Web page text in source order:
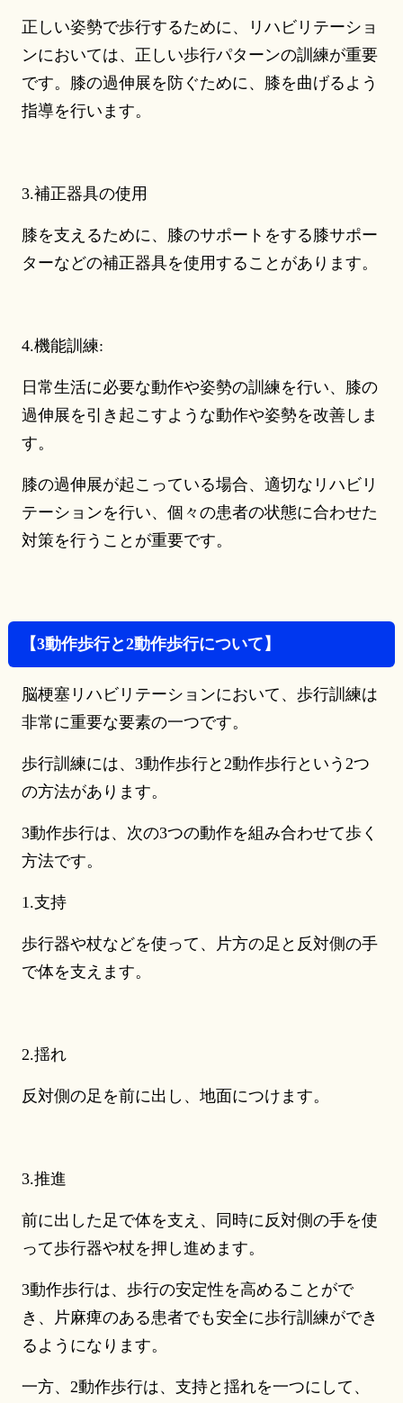
正しい姿勢で歩行するために、リハビリテーショ
ンにおいては、正しい歩行パターンの訓練が重要
です。膝の過伸展を防ぐために、膝を曲げるよう
指導を行います。
3.補正器具の使用
膝を支えるために、膝のサポートをする膝サポー
ターなどの補正器具を使用することがあります。
4.機能訓練:
日常生活に必要な動作や姿勢の訓練を行い、膝の
過伸展を引き起こすような動作や姿勢を改善しま
す。
膝の過伸展が起こっている場合、適切なリハビリ
テーションを行い、個々の患者の状態に合わせた
対策を行うことが重要です。
【3動作歩行と2動作歩行について】
脳梗塞リハビリテーションにおいて、歩行訓練は
非常に重要な要素の一つです。
歩行訓練には、3動作歩行と2動作歩行という2つ
の方法があります。
3動作歩行は、次の3つの動作を組み合わせて歩く
方法です。
1.支持
歩行器や杖などを使って、片方の足と反対側の手
で体を支えます。
2.揺れ
反対側の足を前に出し、地面につけます。
3.推進
前に出した足で体を支え、同時に反対側の手を使
って歩行器や杖を押し進めます。
3動作歩行は、歩行の安定性を高めることがで
き、片麻痺のある患者でも安全に歩行訓練ができ
るようになります。
一方、2動作歩行は、支持と揺れを一つにして、